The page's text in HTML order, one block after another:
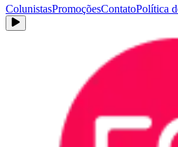
ColunistasPromoçõesContatoPolítica